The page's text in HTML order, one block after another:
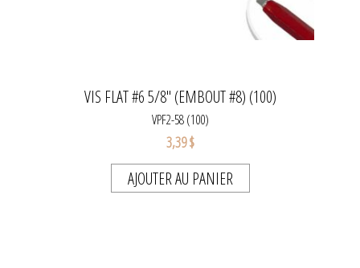
VIS FLAT #6 5/8" (EMBOUT #8) (100)
VPF2-58 (100)
3,39 $
AJOUTER AU PANIER